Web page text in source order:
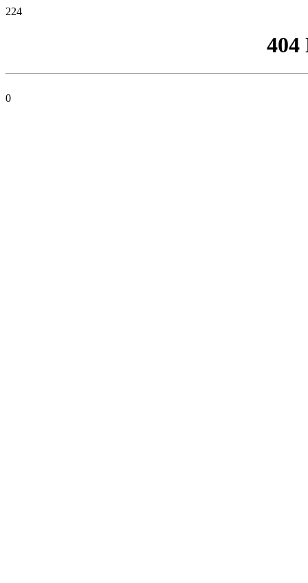
224
404
0